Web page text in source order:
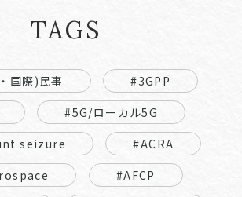
TAGS
国際)民事
#3GPP
#5G/ローカル5G
seizure
#ACRA
#AFCP